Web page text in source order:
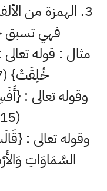
3. الهمزة من
فهي تسبق
مثال : قوله
خُلِقَتْ} (17) سورة الغاشية .
وقوله تعالى :
(15) سورة الطور.
وقوله تعالى :
السَّمَاوَاتِ وَالأَرْضِ} (10)